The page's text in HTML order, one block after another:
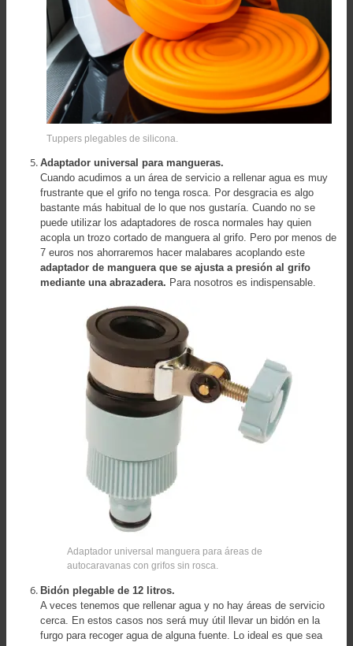
Tuppers plegables de silicona.
Adaptador universal para mangueras.
Cuando acudimos a un área de servicio a rellenar agua es muy
frustrante que el grifo no tenga rosca. Por desgracia es algo
bastante más habitual de lo que nos gustaría. Cuando no se
puede utilizar los adaptadores de rosca normales hay quien
acopla un trozo cortado de manguera al grifo. Pero por menos de
7 euros nos ahorraremos hacer malabares acoplando este
adaptador de manguera que se ajusta a presión al grifo
mediante una abrazadera. Para nosotros es indispensable.
Adaptador universal manguera para áreas de
autocaravanas con grifos sin rosca.
Bidón plegable de 12 litros.
A veces tenemos que rellenar agua y no hay áreas de servicio
cerca. En estos casos nos será muy útil llevar un bidón en la
furgo para recoger agua de alguna fuente. Lo ideal es que sea